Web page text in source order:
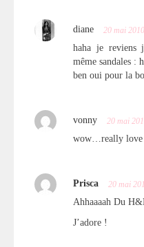
diane 20 mai 2010
haha je reviens
même sandales :
ben oui pour la
vonny 20 mai
wow…really
Prisca 20 mai
Ahhaaaah Du
J’adore !